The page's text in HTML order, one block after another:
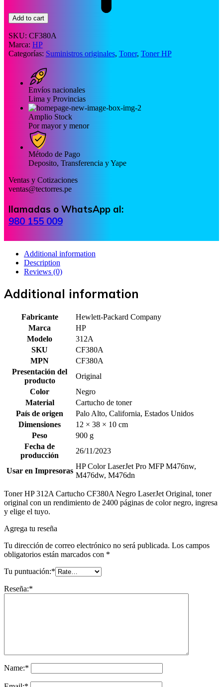
Add to cart
SKU: CF380A
Marca: HP
Categorías: Suministros originales, Toner, Toner HP
Envíos nacionales
Lima y Provincias
Amplio Stock
Por mayor y menor
Método de Pago
Deposito, Transferencia y Yape
Ventas y Cotizaciones
ventas@tectorres.pe
llamadas o WhatsApp al:
980 155 009
Additional information
Description
Reviews (0)
Additional information
Fabricante
Hewlett-Packard Company
Marca
HP
Modelo
312A
SKU
CF380A
MPN
CF380A
Presentación del
producto
Original
Color
Negro
Material
Cartucho de toner
País de origen
Palo Alto, California, Estados Unidos
Dimensiones
12 × 38 × 10 cm
Peso
900 g
Fecha de
producción
26/11/2023
Usar en Impresoras
HP Color LaserJet Pro MFP M476nw,
M476dw, M476dn
Toner HP 312A Cartucho CF380A Negro LaserJet Original, toner
original con un rendimiento de 2400 páginas de color negro, ingresa
y elige el tuyo.
Agrega tu reseña
Tu dirección de correo electrónico no será publicada. Los campos
obligatorios están marcados con *
Tu puntuación:*
Reseña:*
Name:*